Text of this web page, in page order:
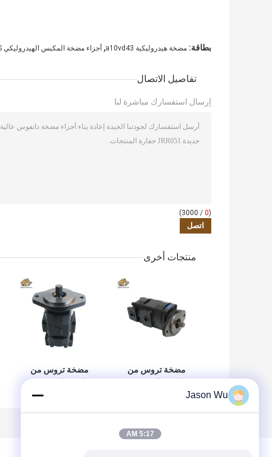
بطاقة: مضخة هيدروليكية a10vd43 , أجزاء مضخة المكبس الهيدروليكي SGS
تفاصيل الاتصال
إرسال استفسارك مباشرة لنا
(
0
/ 3000)
منتجات أخرى
مضخة تروس من
مضخة تروس من
فولفو VOE
Jason Wu
5:17 AM